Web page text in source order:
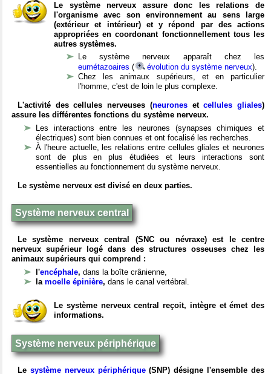
Le système nerveux assure donc les relations de
l'organisme avec son environnement au sens large
(extérieur et intérieur) et y répond par des actions
appropriées en coordonant fonctionnellement tous les
autres systèmes.
Le système nerveux apparaît chez les
eumétazoaires ( évolution du système nerveux).
Chez les animaux supérieurs, et en particulier
l'homme, c'est de loin le plus complexe.
L'activité des cellules nerveuses (neuronesetcellules gliales)
assure les différentes fonctions du système nerveux.
Les interactions entre les neurones (synapses chimiques et
électriques) sont bien connues et ont focalisé les recherches.
À l'heure actuelle, les relations entre cellules gliales et neurones
sont de plus en plus étudiées et leurs interactions sont
essentielles au fonctionnement du système nerveux.
Le système nerveux est divisé en deux parties.
Système nerveux central
Le système nerveux central (SNC ou névraxe) est le centre
nerveux supérieur logé dans des structures osseuses chez les
animaux supérieurs qui comprend :
l'encéphale, dans la boîte crânienne,
la moelle épinière, dans le canal vertébral.
Le système nerveux central reçoit, intègre et émet des
informations.
Système nerveux périphérique
Le système nerveux périphérique(SNP) désigne l'ensemble des